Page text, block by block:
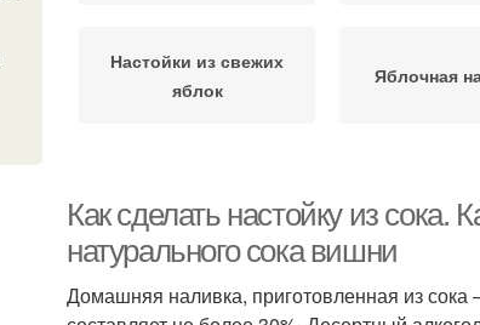
Настойки из свежих
яблок
Яблочная
Как сделать настойку из сока.
натурального сока вишни
Домашняя наливка, приготовленная из сока